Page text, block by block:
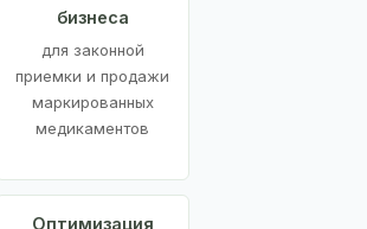
бизнеса
для законной
приемки и продажи
маркированных
медикаментов
Оптимизация